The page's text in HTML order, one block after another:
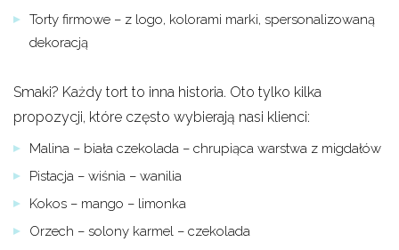
Torty firmowe – z logo, kolorami marki, spersonalizowaną
dekoracją
Smaki? Każdy tort to inna historia. Oto tylko kilka
propozycji, które często wybierają nasi klienci:
Malina – biała czekolada – chrupiąca warstwa z migdałów
Pistacja – wiśnia – wanilia
Kokos – mango – limonka
Orzech – solony karmel – czekolada